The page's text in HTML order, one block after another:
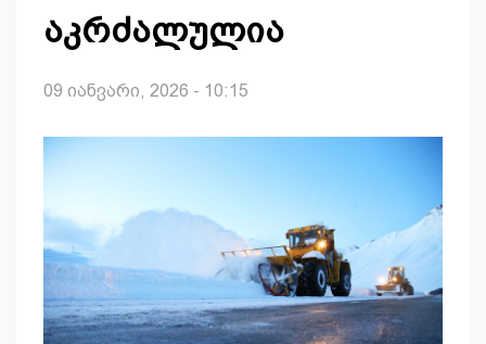
აკრძალულია
09 იანვარი, 2026 - 10:15